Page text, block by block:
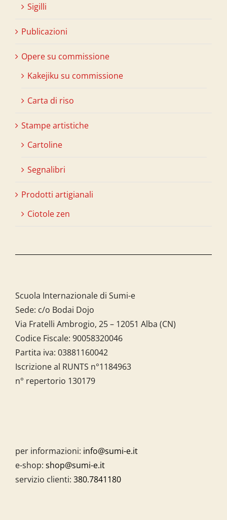
Sigilli
Publicazioni
Opere su commissione
Kakejiku su commissione
Carta di riso
Stampe artistiche
Cartoline
Segnalibri
Prodotti artigianali
Ciotole zen
Scuola Internazionale di Sumi-e
Sede: c/o Bodai Dojo
Via Fratelli Ambrogio, 25 – 12051 Alba (CN)
Codice Fiscale: 90058320046
Partita iva: 03881160042
Iscrizione al RUNTS n°1184963
n° repertorio 130179
per informazioni: info@sumi-e.it
e-shop: shop@sumi-e.it
servizio clienti: 380.7841180